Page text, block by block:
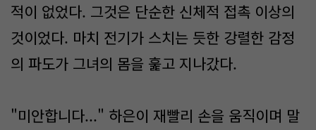
적이 없었다. 그것은 단순한 신체적 접촉 이상의
것이었다. 마치 전기가 스치는 듯한 강렬한 감정
의 파도가 그녀의 몸을 훑고 지나갔다.
"미안합니다..." 하은이 재빨리 손을 움직이며 말